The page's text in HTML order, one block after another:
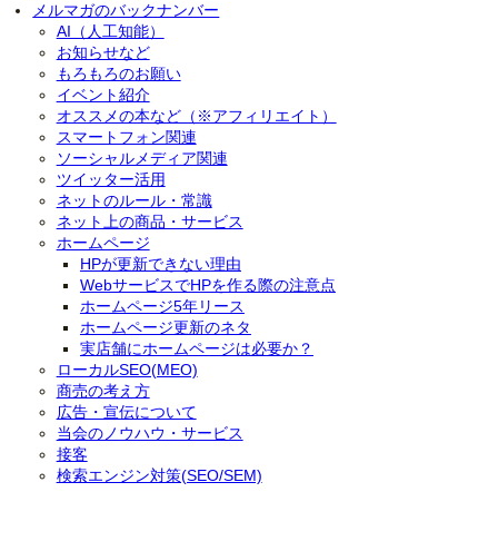
メルマガのバックナンバー
AI（人工知能）
お知らせなど
もろもろのお願い
イベント紹介
オススメの本など（※アフィリエイト）
スマートフォン関連
ソーシャルメディア関連
ツイッター活用
ネットのルール・常識
ネット上の商品・サービス
ホームページ
HPが更新できない理由
WebサービスでHPを作る際の注意点
ホームページ5年リース
ホームページ更新のネタ
実店舗にホームページは必要か？
ローカルSEO(MEO)
商売の考え方
広告・宣伝について
当会のノウハウ・サービス
接客
検索エンジン対策(SEO/SEM)